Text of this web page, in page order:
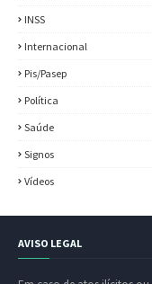
INSS
Internacional
Pis/Pasep
Política
Saúde
Signos
Vídeos
AVISO LEGAL